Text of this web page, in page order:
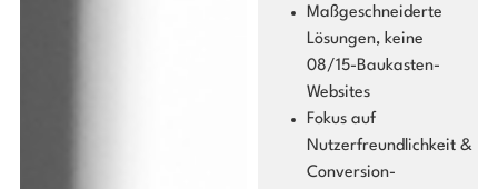
Maßgeschneiderte
Lösungen, keine
08/15-Baukasten-
Websites
Fokus auf
Nutzerfreundlichkeit &
Conversion-